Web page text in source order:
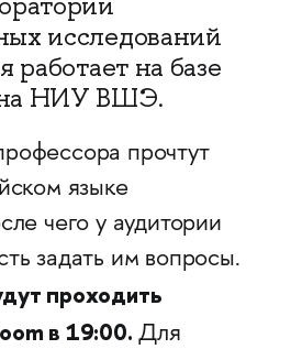
исследований
работает на базе
НИУ ВШЭ.
прочтут
языке
чего у аудитории
задать им вопросы.
проходить
в 19:00. Для